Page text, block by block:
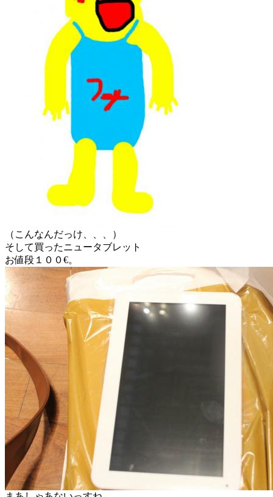
（こんなんだっけ、、、）
そして買ったニュータブレット
お値段１００€。